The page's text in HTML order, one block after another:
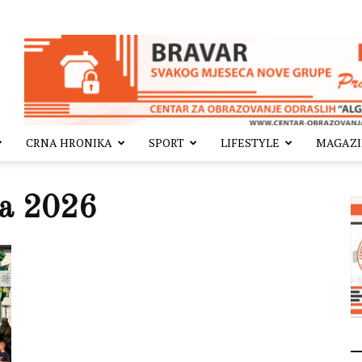
CRNA HRONIKA SPORT LIFESTYLE
2026